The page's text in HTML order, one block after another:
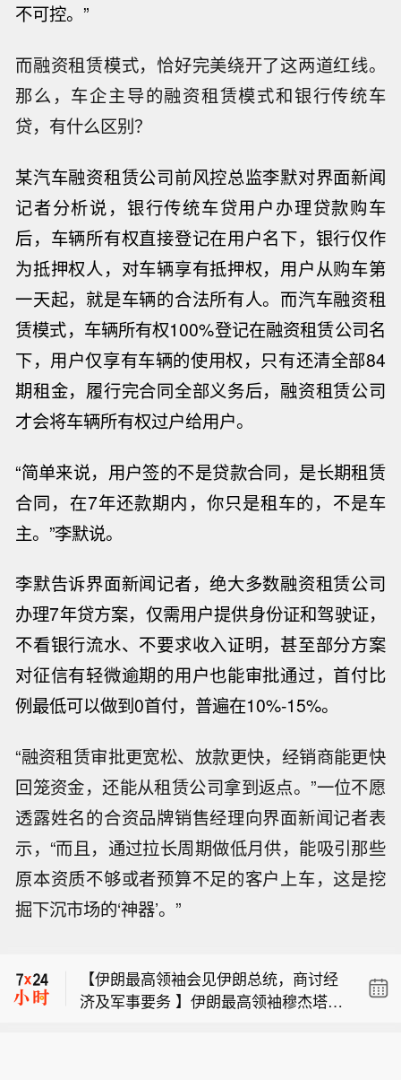
不可控。”
而融资租赁模式，恰好完美绕开了这两道红线。
那么，车企主导的融资租赁模式和银行传统车
贷，有什么区别？
某汽车融资租赁公司前风控总监李默对界面新闻
记者分析说， 银行传统车贷用户办理贷款购车
后，车辆所有权直接登记在用户名下，银行仅作
为抵押权人，对车辆享有抵押权，用户从购车第
一天起，就是车辆的合法所有人。 而汽车融资租
赁模式， 车辆所有权100%登记在融资租赁公司名
下，用户仅享有车辆的使用权，只有还清全部84
期租金，履行完合同全部义务后，融资租赁公司
才会将车辆所有权过户给用户。
“简单来说，用户签的不是贷款合同，是长期租赁
合同，在7年还款期内，你只是租车的，不是车
主。”李默说。
李默告诉界面新闻记者，绝大多数融资租赁公司
办理7年贷方案，仅需用户提供身份证和驾驶证，
不看银行流水、不要求收入证明，甚至部分方案
对征信有轻微逾期的用户也能审批通过，首付比
例最低可以做到0首付，普遍在10%-15%。
“融资租赁审批更宽松、放款更快，经销商能更快
回笼资金，还能从租赁公司拿到返点。”一位不愿
透露姓名的合资品牌销售经理向界面新闻记者表
示，“而且，通过拉长周期做低月供，能吸引那些
原本资质不够或者预算不足的客户上车，这是挖
掘下沉市场的‘神器’。”
【新基金销售火爆 资金布局长期行情】
尽管7月A股市场调整，但新发基金市场
基金的背后，是不少基金经理对于当前
科技行情长周期属性的深度研判，公募
特区政府财政司司长陈茂波9日发表网
志表示，今年上半年约有175万旅客参
【伊朗最高领袖会见伊朗总统，商讨经
济及军事要务 】伊朗最高领袖穆杰塔巴